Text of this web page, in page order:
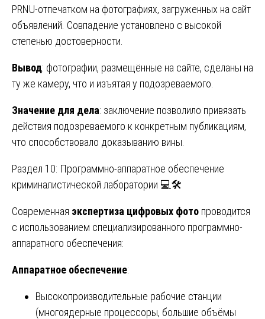
PRNU-отпечатком на фотографиях, загруженных на сайт
объявлений. Совпадение установлено с высокой
степенью достоверности.
Вывод: фотографии, размещённые на сайте, сделаны на
ту же камеру, что и изъятая у подозреваемого.
Значение для дела: заключение позволило привязать
действия подозреваемого к конкретным публикациям,
что способствовало доказыванию вины.
Раздел 10: Программно-аппаратное обеспечение
криминалистической лаборатории 💻🛠️
Современная экспертиза цифровых фото проводится
с использованием специализированного программно-
аппаратного обеспечения:
Аппаратное обеспечение:
Высокопроизводительные рабочие станции
(многоядерные процессоры, большие объёмы